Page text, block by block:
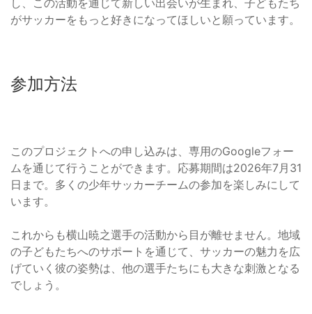
がサッカーをもっと好きになってほしいと願っています。
参加方法
このプロジェクトへの申し込みは、専用のGoogleフォー
ムを通じて行うことができます。応募期間は2026年7月31
日まで。多くの少年サッカーチームの参加を楽しみにして
います。
これからも横山暁之選手の活動から目が離せません。地域
の子どもたちへのサポートを通じて、サッカーの魅力を広
げていく彼の姿勢は、他の選手たちにも大きな刺激となる
でしょう。